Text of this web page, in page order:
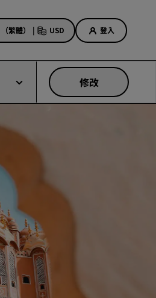
繁體） | USD 登入
惠折扣
面禮
訂
們的套裝方案
意
庭的酒店
地
修改